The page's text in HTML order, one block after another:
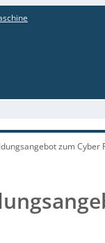
zum Cyber